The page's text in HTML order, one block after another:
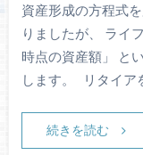
資産形成の方程式
りましたが、 ライ
時点の資産額」 と
します。 リタイア
続きを読む